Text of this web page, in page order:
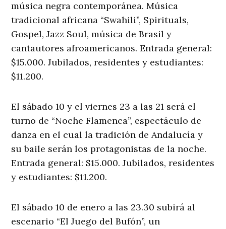
música negra contemporánea. Música
tradicional africana “Swahili”, Spirituals,
Gospel, Jazz Soul, música de Brasil y
cantautores afroamericanos. Entrada general:
$15.000. Jubilados, residentes y estudiantes:
$11.200.
El sábado 10 y el viernes 23 a las 21 será el
turno de “Noche Flamenca”, espectáculo de
danza en el cual la tradición de Andalucía y
su baile serán los protagonistas de la noche.
Entrada general: $15.000. Jubilados, residentes
y estudiantes: $11.200.
El sábado 10 de enero a las 23.30 subirá al
escenario “El Juego del Bufón”, un